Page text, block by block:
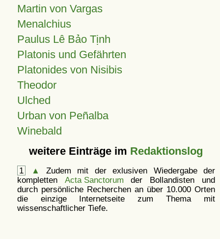
Martin von Vargas
Menalchius
Paulus Lê Bảo Tịnh
Platonis und Gefährten
Platonides von Nisibis
Theodor
Ulched
Urban von Peñalba
Winebald
weitere Einträge im Redaktionslog
1 ▲
Zudem mit der exlusiven Wiedergabe der
kompletten Acta Sanctorum der Bollandisten und
durch persönliche Recherchen an über 10.000 Orten
die einzige Internetseite zum Thema mit
wissenschaftlicher Tiefe.